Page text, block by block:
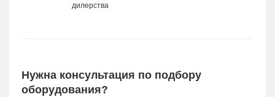
дилерства
Нужна консультация по подбору
оборудования?